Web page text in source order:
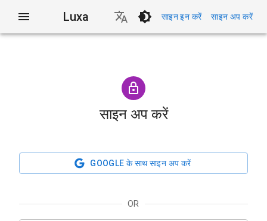
Luxa साइन इन करें साइन अप करें
साइन अप करें
GOOGLE के साथ साइन अप करें
OR